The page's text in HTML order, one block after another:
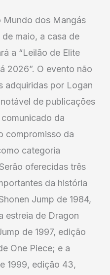
Mundo dos Mangás
maio, a casa de
a “Leilão de Elite
2026”. O evento não
adquiridas por Logan
de publicações
da
compromisso da
categoria
oferecidas três
da história
Jump de 1984,
estreia de Dragon
de 1997, edição
One Piece; e a
1999, edição 43,